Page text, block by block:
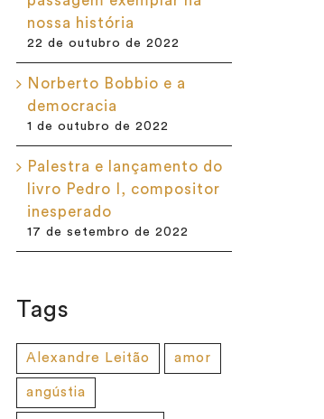
nossa história
22 de outubro de 2022
Norberto Bobbio e a
democracia
1 de outubro de 2022
Palestra e lançamento do
livro Pedro I, compositor
inesperado
17 de setembro de 2022
Tags
Alexandre Leitão amor
angústia